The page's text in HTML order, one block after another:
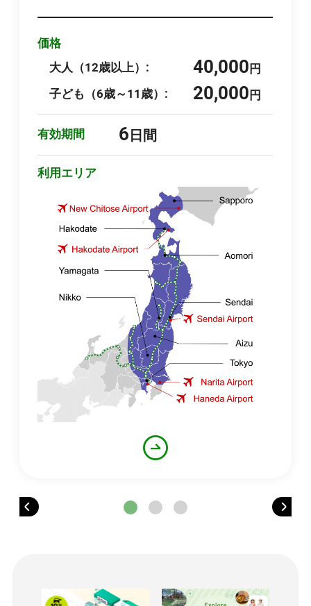
価格
大人（12歳以上）:
40,000 円
子ども（6歳～11歳）:
20,000 円
有効期間 6 日間
利用エリア